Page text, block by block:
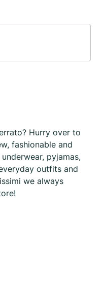
Hurry over to
fashionable and
pyjamas,
outfits and
we always